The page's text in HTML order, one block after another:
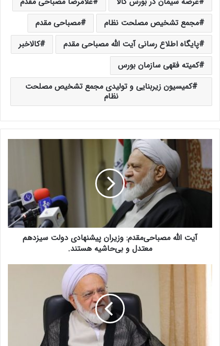
مجمع تشخیص مصلحت نظام
مصباحی مقدم
پایگاه اطلاع رسانی آیت الله مصباحی مقدم
کالاخبر
کمیته فقهی سازمان بورس
کمیسیون زیربنایی و تولیدی مجمع تشخیص مصلحت
نظام
ا
ل
ل
ص
آیت الله مصباحی‌مقدم: وزیران پیشنهادی دولت سیزدهم
معتدل و بی‌حاشیه هستند.